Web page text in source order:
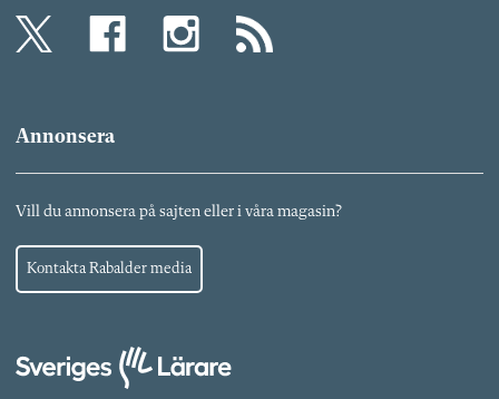
Annonsera
Vill du annonsera på sajten eller i våra magasin?
Kontakta Rabalder media